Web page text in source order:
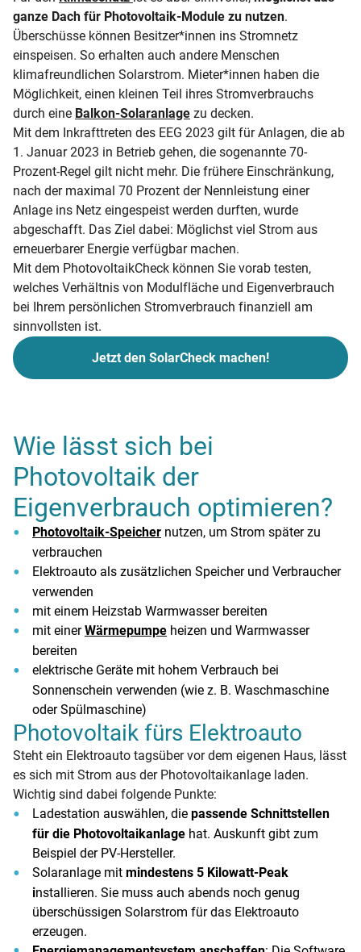
ganze Dach für Photovoltaik-Module zu nutzen.
Überschüsse können Besitzer*innen ins Stromnetz
einspeisen. So erhalten auch andere Menschen
klimafreundlichen Solarstrom. Mieter*innen haben die
Möglichkeit, einen kleinen Teil ihres Stromverbrauchs
durch eine Balkon-Solaranlage zu decken.
Mit dem Inkrafttreten des EEG 2023 gilt für Anlagen, die ab
1. Januar 2023 in Betrieb gehen, die sogenannte 70-
Prozent-Regel gilt nicht mehr. Die frühere Einschränkung,
nach der maximal 70 Prozent der Nennleistung einer
Anlage ins Netz eingespeist werden durften, wurde
abgeschafft. Das Ziel dabei: Möglichst viel Strom aus
erneuerbarer Energie verfügbar machen.
Mit dem PhotovoltaikCheck können Sie vorab testen,
welches Verhältnis von Modulfläche und Eigenverbrauch
bei Ihrem persönlichen Stromverbrauch finanziell am
sinnvollsten ist.
Jetzt den SolarCheck machen!
Wie lässt sich bei
Photovoltaik der
Eigenverbrauch optimieren?
Photovoltaik-Speicher nutzen, um Strom später zu
verbrauchen
Elektroauto als zusätzlichen Speicher und Verbraucher
verwenden
mit einem Heizstab Warmwasser bereiten
mit einerWärmepumpe heizen und Warmwasser
bereiten
elektrische Geräte mit hohem Verbrauch bei
Sonnenschein verwenden (wie z. B. Waschmaschine
oder Spülmaschine)
Photovoltaik fürs Elektroauto
Steht ein Elektroauto tagsüber vor dem eigenen Haus, lässt
es sich mit Strom aus der Photovoltaikanlage laden.
Wichtig sind dabei folgende Punkte:
Ladestation auswählen, die passende Schnittstellen
für die Photovoltaikanlage hat. Auskunft gibt zum
Beispiel der PV-Hersteller.
Solaranlage mit mindestens 5 Kilowatt-Peak
installieren. Sie muss auch abends noch genug
überschüssigen Solarstrom für das Elektroauto
erzeugen.